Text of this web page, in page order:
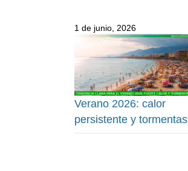
1 de junio, 2026
Verano 2026: calor
persistente y tormentas